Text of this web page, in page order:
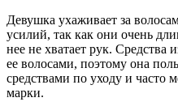
Девушка ухаживает за
усилий, так как они очень
нее не хватает рук. Средства
ее волосами, поэтому она
средствами по уходу и часто
марки.